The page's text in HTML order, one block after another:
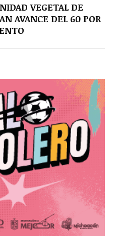
VEGETAL DE
AVANCE DEL 60 POR